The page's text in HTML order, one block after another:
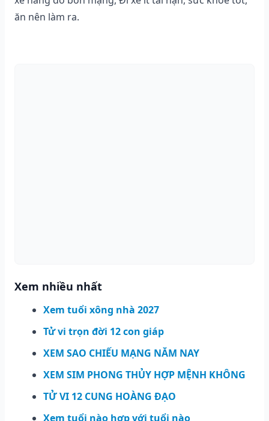
ăn nên làm ra.
Xem nhiều nhất
Xem tuổi xông nhà 2027
Tử vi trọn đời 12 con giáp
XEM SAO CHIẾU MẠNG NĂM NAY
XEM SIM PHONG THỦY HỢP MỆNH KHÔNG
TỬ VI 12 CUNG HOÀNG ĐẠO
Xem tuổi nào hợp với tuổi nào